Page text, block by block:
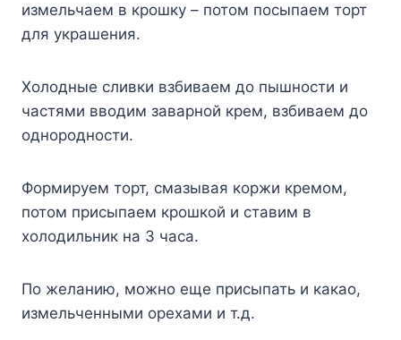
измельчаем в крошку – потом посыпаем торт
для украшения.
Холодные сливки взбиваем до пышности и
частями вводим заварной крем, взбиваем до
однородности.
Формируем торт, смазывая коржи кремом,
потом присыпаем крошкой и ставим в
холодильник на 3 часа.
По желанию, можно еще присыпать и какао,
измельченными орехами и т.д.